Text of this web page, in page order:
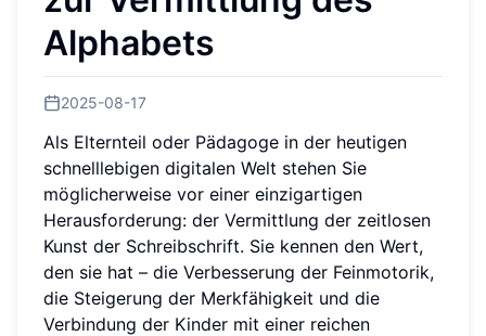
Alphabets
2025-08-17
Als Elternteil oder Pädagoge in der heutigen
schnelllebigen digitalen Welt stehen Sie
möglicherweise vor einer einzigartigen
Herausforderung: der Vermittlung der zeitlosen
Kunst der Schreibschrift. Sie kennen den Wert,
den sie hat – die Verbesserung der Feinmotorik,
die Steigerung der Merkfähigkeit und die
Verbindung der Kinder mit einer reichen